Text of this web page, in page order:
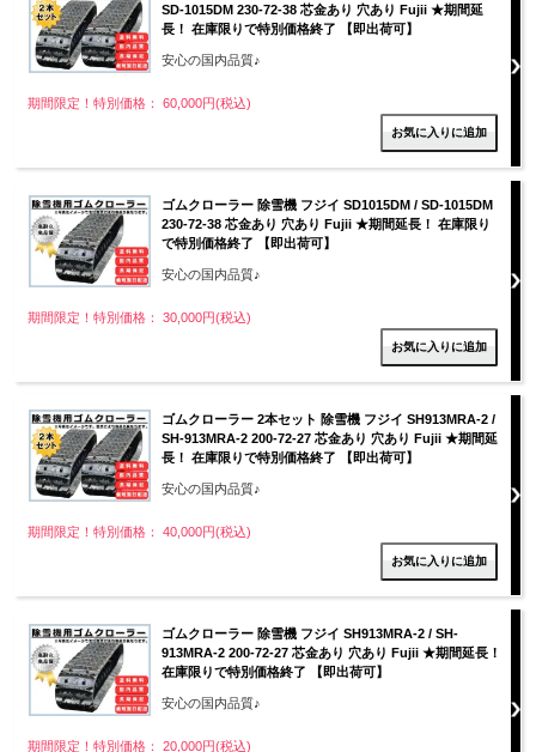
SD-1015DM 230-72-38 芯金あり 穴あり Fujii ★期間延
長！ 在庫限りで特別価格終了 【即出荷可】
安心の国内品質♪
期間限定！特別価格： 60,000円(税込)
ゴムクローラー 除雪機 フジイ SD1015DM / SD-1015DM
230-72-38 芯金あり 穴あり Fujii ★期間延長！ 在庫限り
で特別価格終了 【即出荷可】
安心の国内品質♪
期間限定！特別価格： 30,000円(税込)
ゴムクローラー 2本セット 除雪機 フジイ SH913MRA-2 /
SH-913MRA-2 200-72-27 芯金あり 穴あり Fujii ★期間延
長！ 在庫限りで特別価格終了 【即出荷可】
安心の国内品質♪
期間限定！特別価格： 40,000円(税込)
ゴムクローラー 除雪機 フジイ SH913MRA-2 / SH-
913MRA-2 200-72-27 芯金あり 穴あり Fujii ★期間延長！
在庫限りで特別価格終了 【即出荷可】
安心の国内品質♪
期間限定！特別価格： 20,000円(税込)